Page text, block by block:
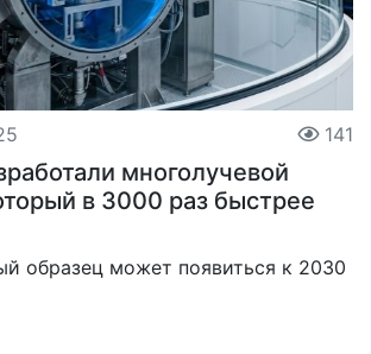
141
многолучевой
в 3000 раз быстрее
образец может появиться к 2030